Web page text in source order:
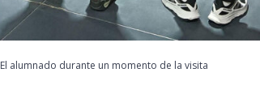
El alumnado durante un momento de la visita